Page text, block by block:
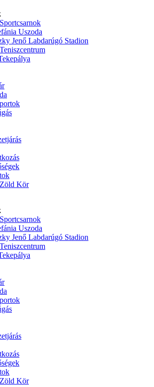
Uszoda
Jenő Labdarúgó Stadion
Kör
Uszoda
Jenő Labdarúgó Stadion
Kör